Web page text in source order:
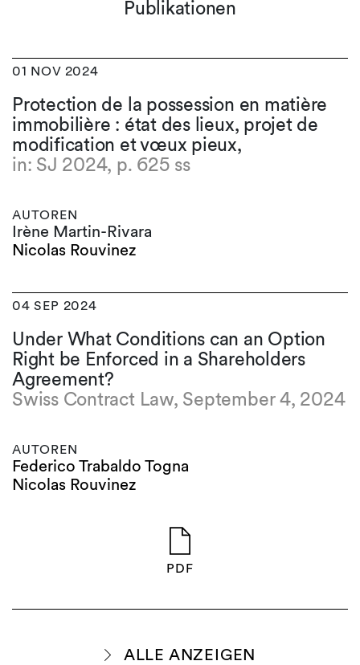
Publikationen
01 NOV 2024
Protection de la possession en matière
immobilière : état des lieux, projet de
modification et vœux pieux,
in: SJ 2024, p. 625 ss
AUTOREN
Irène Martin-Rivara
Nicolas Rouvinez
04 SEP 2024
Under What Conditions can an Option
Right be Enforced in a Shareholders
Agreement?
Swiss Contract Law, September 4, 2024
AUTOREN
Federico Trabaldo Togna
Nicolas Rouvinez
PDF
ALLE ANZEIGEN